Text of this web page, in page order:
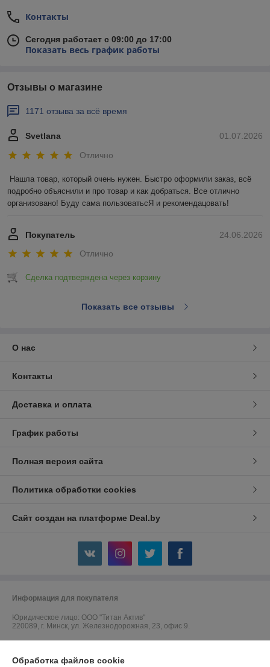
Контакты
Сегодня работает с 09:00 до 17:00
Показать весь график работы
Отзывы о магазине
1171 отзыва за всё время
01.07.2026
Svetlana
Отлично
Нашла товар, который очень нужен. Быстро оформили заказ, всё
подробно объяснили и про товар и как добраться. Все отлично
организовано! Буду сама пользоватьсЯ и рекомендацовать!
24.06.2026
Покупатель
Отлично
Сделка подтверждена через корзину
Показать все отзывы
О нас
Контакты
Доставка и оплата
График работы
Полная версия сайта
Политика обработки cookies
Сайт создан на платформе Deal.by
Информация для покупателя
Юридическое лицо: ООО "Титан Актив"
220089, г. Минск, ул. Железнодорожная, 23, офис 9.
УНП: 192764045
Обработка файлов cookie